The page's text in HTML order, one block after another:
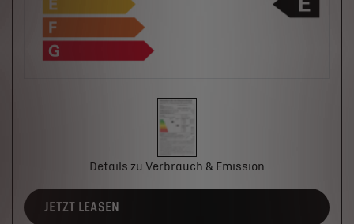
Details zu Verbrauch & Emission
JETZT LEASEN